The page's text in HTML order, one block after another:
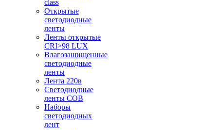
class
Открытые
светодиодные
ленты
Ленты открытые
CRI>98 LUX
Влагозащищенные
светодиодные
ленты
Лента 220в
Светодиодные
ленты COB
Наборы
светодиодных
лент